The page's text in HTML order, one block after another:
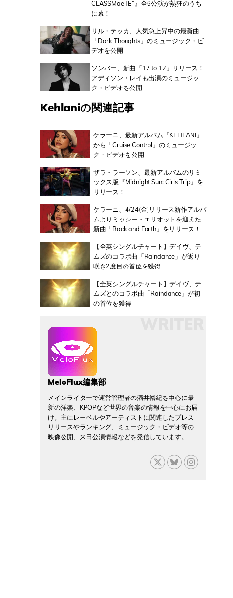
CLASSMaeTE”』全6公演が熱狂のうち
に幕！
リル・テッカ、人気急上昇中の最新曲
「Dark Thoughts」のミュージック・ビ
デオを公開
ソンバー、新曲「12 to 12」リリース！
アディソン・レイも出演のミュージッ
ク・ビデオを公開
Kehlaniの関連記事
ケラーニ、最新アルバム『KEHLANI』
から「Cruise Control」のミュージッ
ク・ビデオを公開
ザラ・ラーソン、最新アルバムのリミ
ックス版『Midnight Sun: Girls Trip』を
リリース！
ケラーニ、4/24(金)リリース新作アルバ
ムよりミッシー・エリオットを迎えた
新曲「Back and Forth」をリリース！
【全英シングルチャート】デイヴ、テ
ムズのコラボ曲「Raindance」が返り
咲き2度目の首位を獲得
【全英シングルチャート】デイヴ、テ
ムズとのコラボ曲「Raindance」が初
の首位を獲得
MeloFlux編集部
メインライターで運営管理者の酒井裕紀を中心に最
新の洋楽、KPOPなど世界の音楽の情報を中心にお届
け。主にレーベルやアーティストに関連したプレス
リリースやランキング、ミュージック・ビデオ等の
映像公開、来日公演情報などを発信しています。